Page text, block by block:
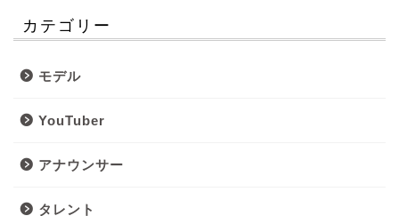
カテゴリー
モデル
YouTuber
アナウンサー
タレント